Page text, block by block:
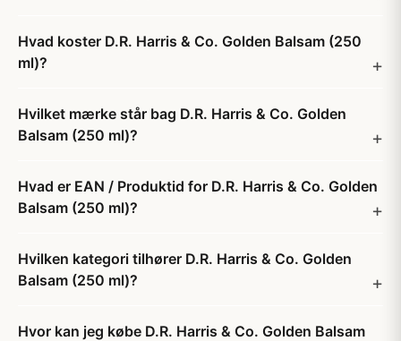
Hvad koster D.R. Harris & Co. Golden Balsam (250
ml)?
Hvilket mærke står bag D.R. Harris & Co. Golden
Balsam (250 ml)?
Hvad er EAN / Produktid for D.R. Harris & Co. Golden
Balsam (250 ml)?
Hvilken kategori tilhører D.R. Harris & Co. Golden
Balsam (250 ml)?
Hvor kan jeg købe D.R. Harris & Co. Golden Balsam